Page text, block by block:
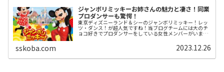
ジャンボリミッキーお姉さんの魅力と凄さ！同業
プロダンサーも驚愕！
東京ディズニーランド＆シーのジャンボリミッキー！レッ
ツ・ダンス！が超人気ですね！当ブログチームには大のチ
ョコ好きでプロダンサーをしている女性メンバーがいます
sskoba.com 2023.12.26